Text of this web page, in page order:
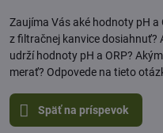
Zaujíma Vás aké hodnoty pH
z filtračnej kanvice dosiahnuť?
udrží hodnoty pH a ORP?
merať? Odpovede na tieto
Späť na príspevok